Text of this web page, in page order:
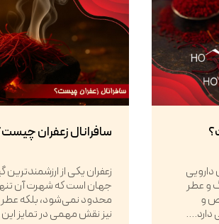
دارویی
و عطر
و
دارد....
سافرانال زعفران
زعفران یکی از ارزشمندترین
جهان است که شهرت آن
محدود نمی‌شود، بلکه
نیز نقش مهمی در تمایز این